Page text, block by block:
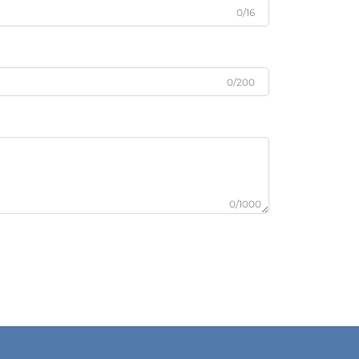
0/16
0/200
0/1000